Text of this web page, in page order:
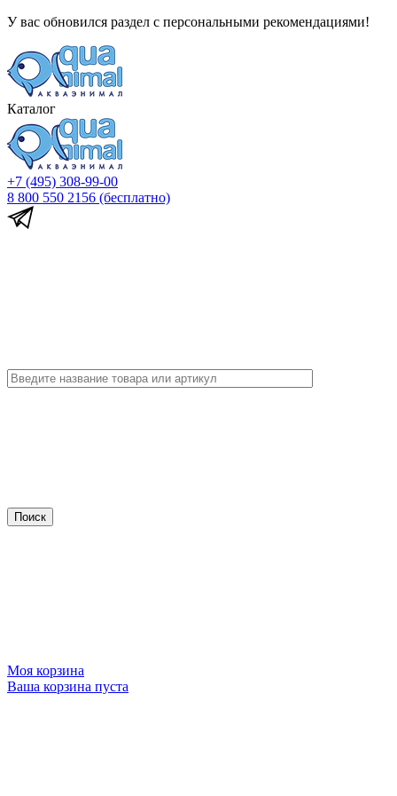
У вас обновился раздел с персональными рекомендациями!
Каталог
+7 (495) 308-99-00
8 800 550 2156 (бесплатно)
Моя корзина
Ваша корзина пуста